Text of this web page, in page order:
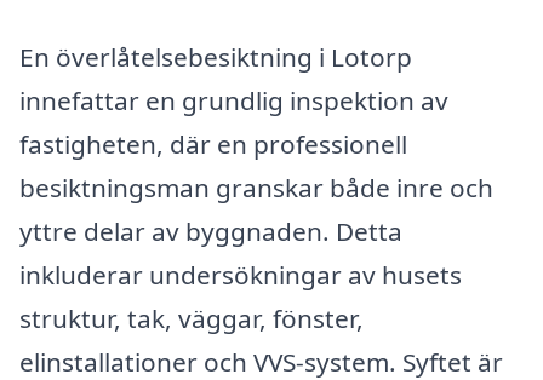
En överlåtelsebesiktning i Lotorp
innefattar en grundlig inspektion av
fastigheten, där en professionell
besiktningsman granskar både inre och
yttre delar av byggnaden. Detta
inkluderar undersökningar av husets
struktur, tak, väggar, fönster,
elinstallationer och VVS-system. Syftet är